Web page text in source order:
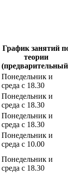
График занятий
теории
Понедельник и
среда с 18.30
Понедельник и
среда с 18.30
Понедельник и
среда с 18.30
Понедельник и
среда с 10.00
Понедельник и
среда с 18.30